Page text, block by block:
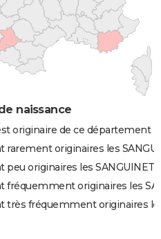
naissance
originaire de ce département
originaires les
originaires les SANGUINET
fréquemment originaires les
très fréquemment originaires